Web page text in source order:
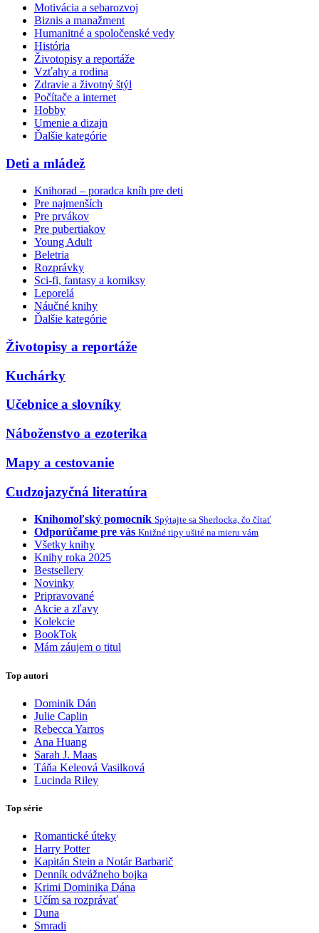
Motivácia a sebarozvoj
Biznis a manažment
Humanitné a spoločenské vedy
História
Životopisy a reportáže
Vzťahy a rodina
Zdravie a životný štýl
Počítače a internet
Hobby
Umenie a dizajn
Ďalšie kategórie
Deti a mládež
Knihorad – poradca kníh pre deti
Pre najmenších
Pre prvákov
Pre pubertiakov
Young Adult
Beletria
Rozprávky
Sci-fi, fantasy a komiksy
Leporelá
Náučné knihy
Ďalšie kategórie
Životopisy a reportáže
Kuchárky
Učebnice a slovníky
Náboženstvo a ezoterika
Mapy a cestovanie
Cudzojazyčná literatúra
Knihomoľský pomocník Spýtajte sa Sherlocka, čo čítať
Odporúčame pre vás Knižné tipy ušité na mieru vám
Všetky knihy
Knihy roka 2025
Bestsellery
Novinky
Pripravované
Akcie a zľavy
Kolekcie
BookTok
Mám záujem o titul
Top autori
Dominik Dán
Julie Caplin
Rebecca Yarros
Ana Huang
Sarah J. Maas
Táňa Keleová Vasilková
Lucinda Riley
Top série
Romantické úteky
Harry Potter
Kapitán Stein a Notár Barbarič
Denník odvážneho bojka
Krimi Dominika Dána
Učím sa rozprávať
Duna
Smradi